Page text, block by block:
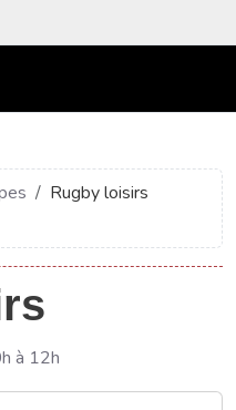
Rugby loisirs
à 12h